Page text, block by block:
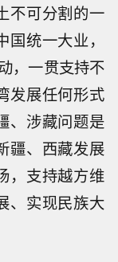
不可分割的一
统一大业，
，一贯支持不
发展任何形式
、涉藏问题是
疆、西藏发展
，支持越方维
、实现民族大